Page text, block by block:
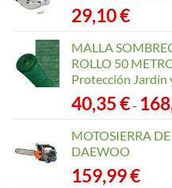
29,10€
MALLA
ROLLO 50
Protección Jardín
40,35€-
MOTOSIERRA
DAEWOO
159,99€